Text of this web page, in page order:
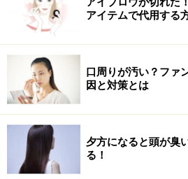
にして洗いましょう。指と顔の
熱いお湯を使って洗顔すると、
落としてしまう上に水分が蒸発
きます。肌に泡をのせる前の予備
程度のぬるま湯で行いましょう。
シャワーで一気に洗い流すのも
に負担をかける場合もあります
アイテムで代用する
口周りが汚い？ファ
因と対策とは
夕方になると頭が臭
る！